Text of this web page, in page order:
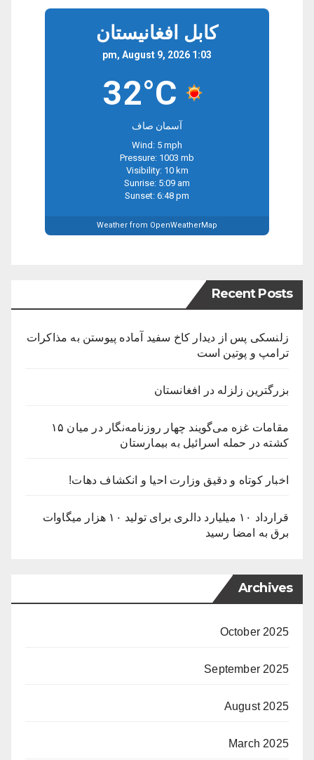
کابل افغانیستان
1:03 pm, August 9, 2026
32°C
آسمان صاف
Wind: 5 mph
Pressure: 1003 mb
Visibility: 10 km
Sunrise: 5:09 am
Sunset: 6:48 pm
Weather from OpenWeatherMap
Recent Posts
زلنسکی پس از دیدار کاخ سفید آماده پیوستن به مذاکرات
ترامپ و پوتین است
بزرگترین زلزله در افغانستان
مقامات غزه می‌گویند چهار روزنامه‌نگار در میان ۱۵
کشته در حمله اسرائیل به بیمارستان
اخبار کوتاه و دقیق وزارت احیا و انکشاف دهات!
قرارداد ۱۰ میلیارد دالری برای تولید ۱۰ هزار میگاوات
برق به امضا رسید
Archives
October 2025
September 2025
August 2025
March 2025